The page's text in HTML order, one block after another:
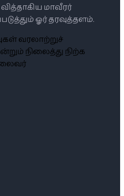
மாவீரர்
ஓர் தரவுத்தளம்.
வரலாற்றுச்
நிலைத்து நிற்க